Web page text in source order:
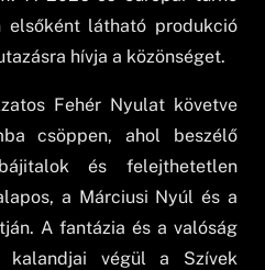
elsőként látható produkció
hívja a közönséget.
Fehér Nyulat követve
csöppen, ahol beszélő
és felejthetetlen
a Márciusi Nyúl és a
A fantázia és a valóság
kalandjai végül a Szívek